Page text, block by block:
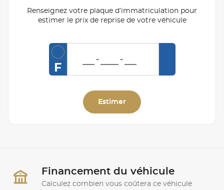
Renseignez votre plaque d’immatriculation pour
estimer le prix de reprise de votre véhicule
F
Estimer
Financement du véhicule
Calculez combien vous coûtera ce véhicule